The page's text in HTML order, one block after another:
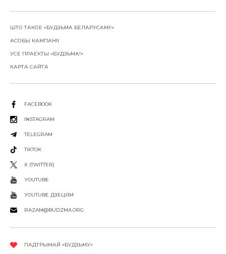
ШТО ТАКОЕ «БУДЗЬМА БЕЛАРУСАМІ!»
АСОБЫ КАМПАНІІ
УСЕ ПРАЕКТЫ «БУДЗЬМА!»
КАРТА САЙТА
FACEBOOK
INSTAGRAM
TELEGRAM
TIKTOK
X (TWITTER)
YOUTUBE
YOUTUBE ДЗЕЦЯМ
RAZAM@BUDZMA.ORG
ПАДТРЫМАЙ «БУДЗЬМУ»